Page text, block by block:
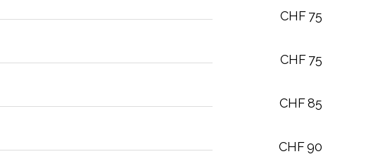
CHF75
CHF75
CHF85
CHF90